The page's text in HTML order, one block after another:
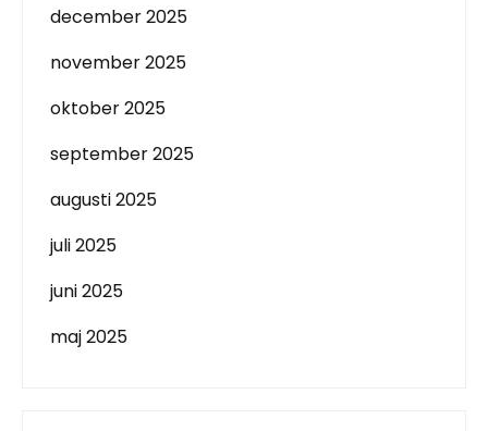
december 2025
november 2025
oktober 2025
september 2025
augusti 2025
juli 2025
juni 2025
maj 2025